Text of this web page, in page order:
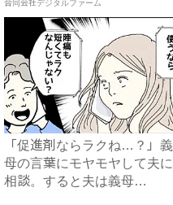
合同会社デジタルファーム
「促進剤ならラクね…？」義
母の言葉にモヤモヤして夫に
相談。すると夫は義母